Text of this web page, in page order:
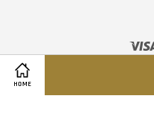
HOME
Terms And Conditions 隱私政策